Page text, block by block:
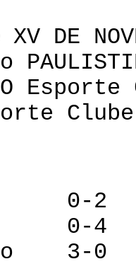
DE
0-2
0-4
3-0